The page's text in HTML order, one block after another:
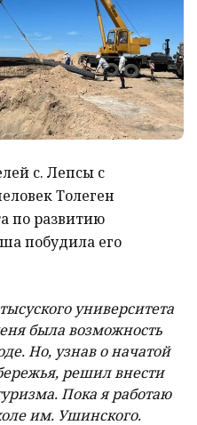
с. Лепсы с
Толеген
по развитию
побудила его
университета
была возможность
Но, узнав о начатой
решил внести
Пока я работаю
им. Ушинского.